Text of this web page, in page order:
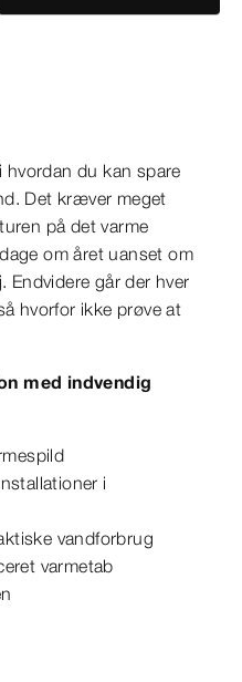
hvordan du kan spare
Det kræver meget
på det varme
om året uanset om
Endvidere går der hver
hvorfor ikke prøve at
med indvendig
i
vandforbrug
varmetab